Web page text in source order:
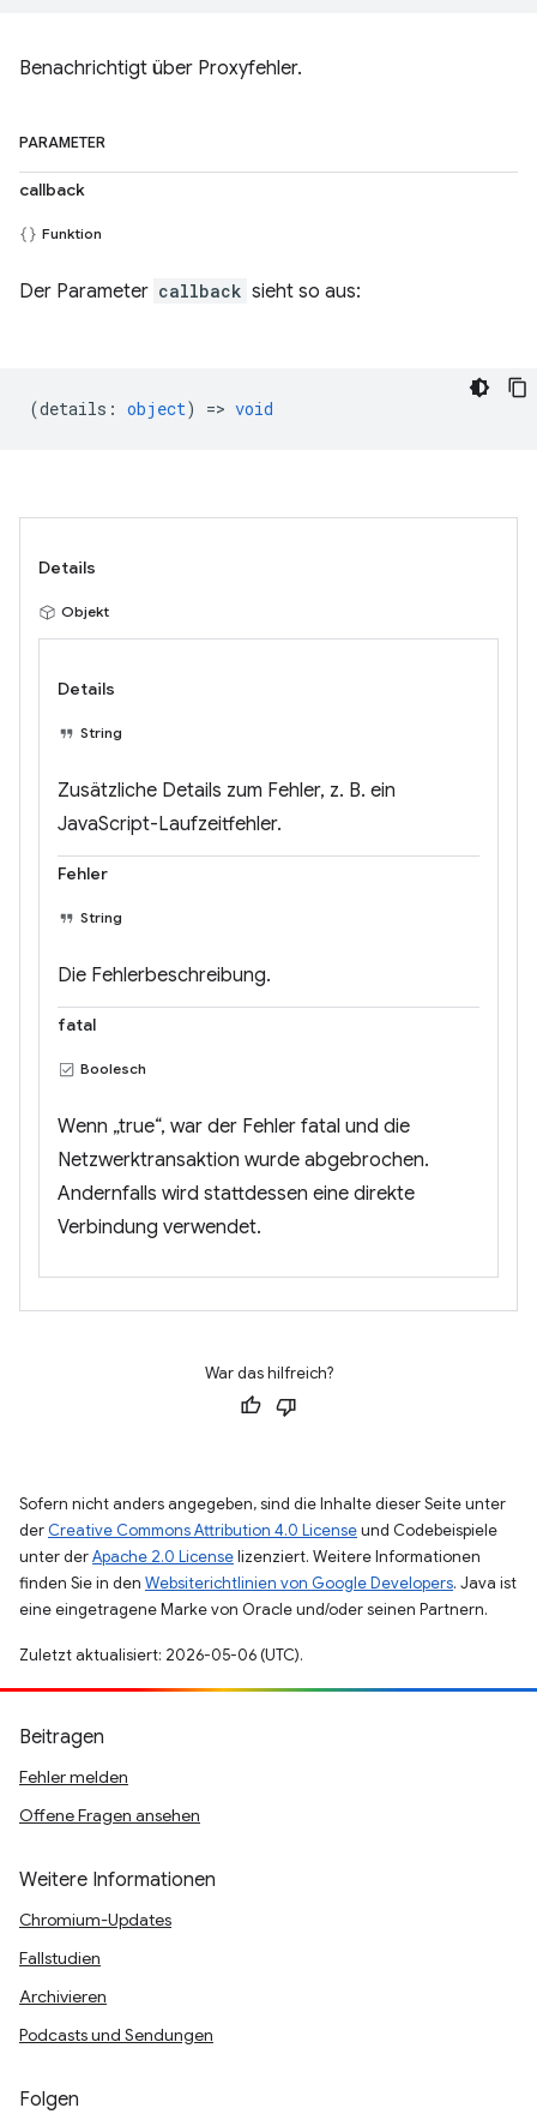
Benachrichtigt über Proxyfehler.
PARAMETER
callback
Funktion
Der Parameter callback sieht so aus:
(details : object) => void
Details
Objekt
Details
String
Zusätzliche Details zum Fehler, z. B. ein
JavaScript-Laufzeitfehler.
Fehler
String
Die Fehlerbeschreibung.
fatal
Boolesch
Wenn „true“, war der Fehler fatal und die
Netzwerktransaktion wurde abgebrochen.
Andernfalls wird stattdessen eine direkte
Verbindung verwendet.
War das hilfreich?
Sofern nicht anders angegeben, sind die Inhalte dieser Seite unter
der Creative Commons Attribution 4.0 Licenseund Codebeispiele
unter derApache 2.0 Licenselizenziert. Weitere Informationen
finden Sie in den Websiterichtlinien von Google Developers. Java ist
eine eingetragene Marke von Oracle und/oder seinen Partnern.
Zuletzt aktualisiert: 2026-05-06 (UTC).
Beitragen
Fehler melden
Offene Fragen ansehen
Weitere Informationen
Chromium-Updates
Fallstudien
Archivieren
Podcasts und Sendungen
Folgen